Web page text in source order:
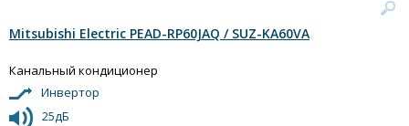
Mitsubishi Electric PEAD-RP60JAQ / SUZ-KA60VA
Канальный кондиционер
Инвертор
25дБ